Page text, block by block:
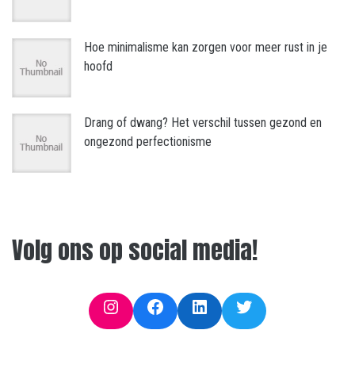
Hoe minimalisme kan zorgen voor meer rust in je
hoofd
Drang of dwang? Het verschil tussen gezond en
ongezond perfectionisme
Volg ons op social media!
InstagramFacebookLinkedInTwitter